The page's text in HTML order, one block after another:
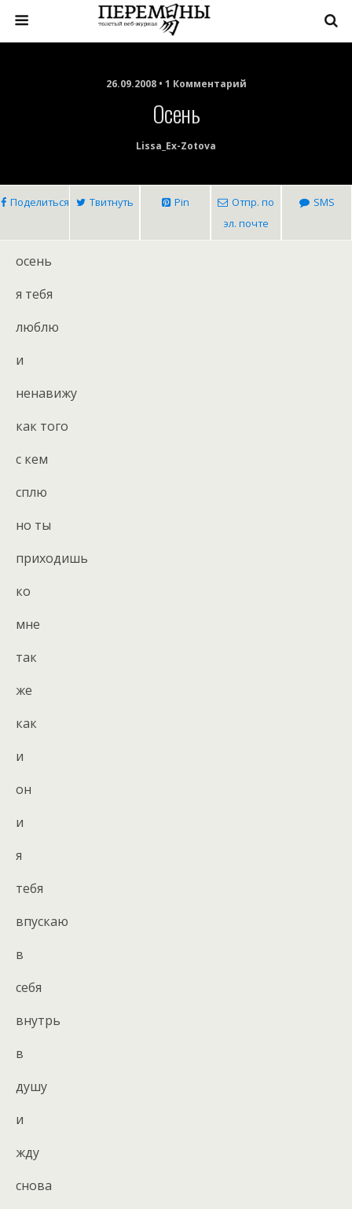
26.09.2008 • 1 Комментарий
Осень
Lissa_Ex-Zotova
Поделиться Твитнуть Pin
Отпр. по
эл. почте
SMS
осень
я тебя
люблю
и
ненавижу
как того
с кем
сплю
но ты
приходишь
ко
мне
так
же
как
и
он
и
я
тебя
впускаю
в
себя
внутрь
в
душу
и
жду
снова